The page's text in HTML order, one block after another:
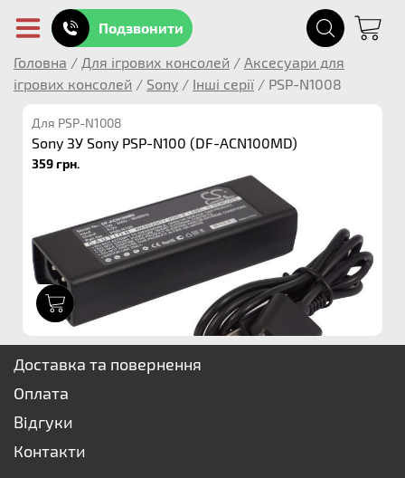
Подзвонити
Головна / Для ігрових консолей / Аксесуари для
ігрових консолей / Sony / Інші серії / PSP-N1008
Для PSP-N1008
Sony ЗУ Sony PSP-N100 (DF-ACN100MD)
359 грн.
Доставка та повернення
Оплата
Відгуки
Контакти